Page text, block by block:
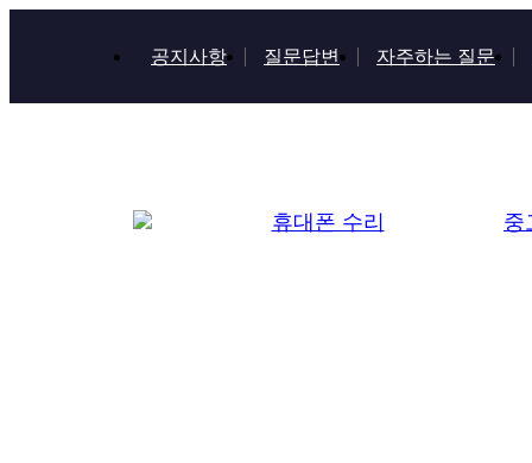
공지사항 질문답변 자주하는 질문
휴대폰 수리 중